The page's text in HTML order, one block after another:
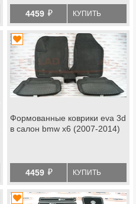
4459 й КУПИТЬ
Формованные коврики eva 3d
в салон bmw x6 (2007-2014)
4459 й КУПИТЬ